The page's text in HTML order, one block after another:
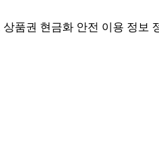
상품권 현금화 안전 이용 정보